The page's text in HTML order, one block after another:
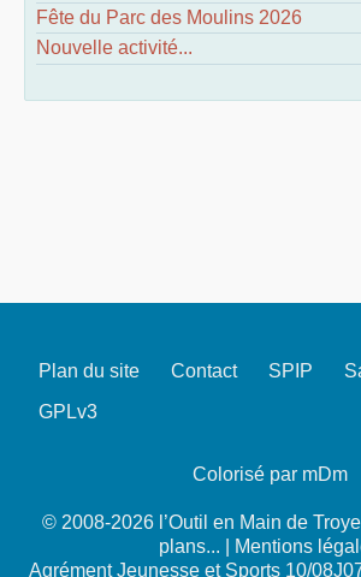
Fête du Parc des Moulins 2026
Nouvelle activité...
Plan du site Contact SPIP
GPLv3
Colorisé par mDm
© 2008-2026 l’Outil en Main de
plans...
Mentions
Agrément Jeunesse et Sports 10/